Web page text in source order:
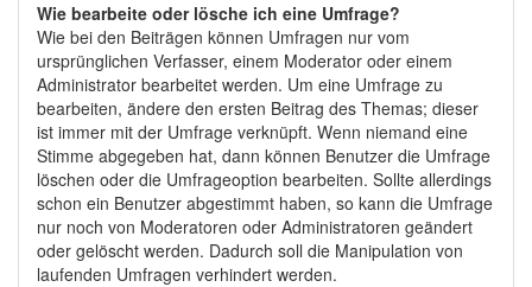
Wie bearbeite oder lösche ich eine Umfrage?
Wie bei den Beiträgen können Umfragen nur vom
ursprünglichen Verfasser, einem Moderator oder einem
Administrator bearbeitet werden. Um eine Umfrage zu
bearbeiten, ändere den ersten Beitrag des Themas; dieser
ist immer mit der Umfrage verknüpft. Wenn niemand eine
Stimme abgegeben hat, dann können Benutzer die Umfrage
löschen oder die Umfrageoption bearbeiten. Sollte allerdings
schon ein Benutzer abgestimmt haben, so kann die Umfrage
nur noch von Moderatoren oder Administratoren geändert
oder gelöscht werden. Dadurch soll die Manipulation von
laufenden Umfragen verhindert werden.